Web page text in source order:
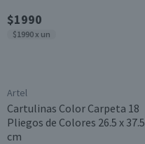
$1990
$1990 x un
Artel
Cartulinas Color Carpeta 18
Pliegos de Colores 26.5 x 37.5
cm